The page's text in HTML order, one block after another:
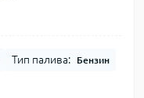
Тип палива: Бензин